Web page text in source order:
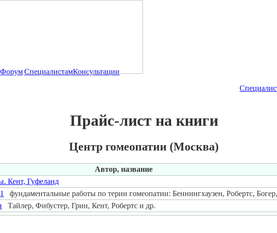
ФорумСпециалистамКонсультации
Прайс-лист на книги
Центр гомеопатии (Москва)
Автор, название
Кент, Гуфеланд
фундаментальные работы по терии гомеопатии: Беннингхаузен, Робертс,
Тайлер, Фибустер, Грин, Кент, Робертс и др.